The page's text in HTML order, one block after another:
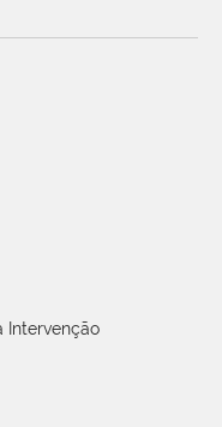
Intervenção